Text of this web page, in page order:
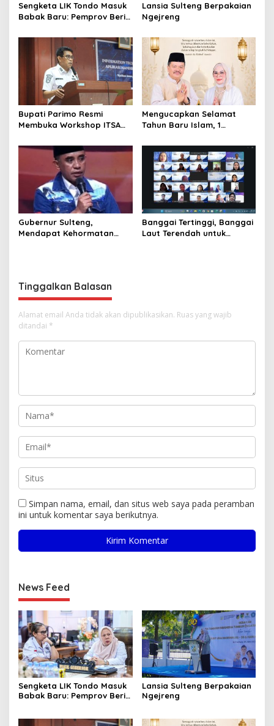
Sengketa LIK Tondo Masuk
Babak Baru: Pemprov Beri
Mediasi dengan Warga
Lansia Sulteng Berpakaian
Ngejreng
Bupati Parimo Resmi
Membuka Workshop ITSA
Pemda 2026
Mengucapkan Selamat
Tahun Baru Islam, 1
Gubernur Sulteng,
Mendapat Kehormatan
Banggai Tertinggi, Banggai
Laut Terendah untuk
Tinggalkan Balasan
Alamat email Anda tidak akan dipublikasikan. Ruas yang wajib
ditandai *
Simpan nama, email, dan situs web saya pada peramban
ini untuk komentar saya berikutnya.
News Feed
Sengketa LIK Tondo Masuk
Babak Baru: Pemprov Beri
Lansia Sulteng Berpakaian
Ngejreng